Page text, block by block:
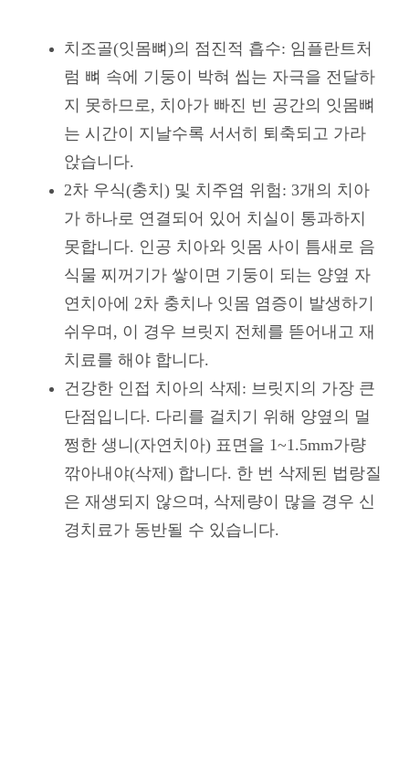
치조골(잇몸뼈)의 점진적 흡수: 임플란트처
럼 뼈 속에 기둥이 박혀 씹는 자극을 전달하
지 못하므로, 치아가 빠진 빈 공간의 잇몸뼈
는 시간이 지날수록 서서히 퇴축되고 가라
앉습니다.
2차 우식(충치) 및 치주염 위험: 3개의 치아
가 하나로 연결되어 있어 치실이 통과하지
못합니다. 인공 치아와 잇몸 사이 틈새로 음
식물 찌꺼기가 쌓이면 기둥이 되는 양옆 자
연치아에 2차 충치나 잇몸 염증이 발생하기
쉬우며, 이 경우 브릿지 전체를 뜯어내고 재
치료를 해야 합니다.
건강한 인접 치아의 삭제: 브릿지의 가장 큰
단점입니다. 다리를 걸치기 위해 양옆의 멀
쩡한 생니(자연치아) 표면을 1~1.5mm가량
깎아내야(삭제) 합니다. 한 번 삭제된 법랑질
은 재생되지 않으며, 삭제량이 많을 경우 신
경치료가 동반될 수 있습니다.